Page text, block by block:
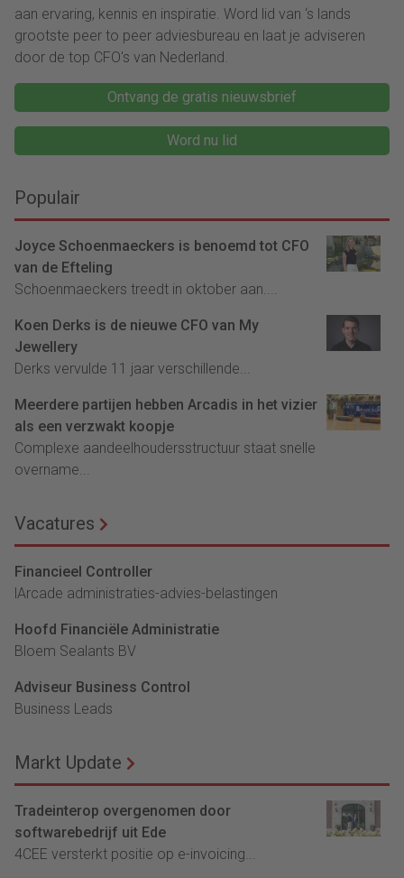
aan ervaring, kennis en inspiratie. Word lid van ‘s lands
grootste peer to peer adviesbureau en laat je adviseren
door de top CFO's van Nederland.
Ontvang de gratis nieuwsbrief
Word nu lid
Populair
Joyce Schoenmaeckers is benoemd tot CFO
van de Efteling
Schoenmaeckers treedt in oktober aan....
Koen Derks is de nieuwe CFO van My
Jewellery
Derks vervulde 11 jaar verschillende...
Meerdere partijen hebben Arcadis in het vizier
als een verzwakt koopje
Complexe aandeelhoudersstructuur staat snelle
overname...
Vacatures
Financieel Controller
lArcade administraties-advies-belastingen
Hoofd Financiële Administratie
Bloem Sealants BV
Adviseur Business Control
Business Leads
Markt Update
Tradeinterop overgenomen door
softwarebedrijf uit Ede
4CEE versterkt positie op e-invoicing...